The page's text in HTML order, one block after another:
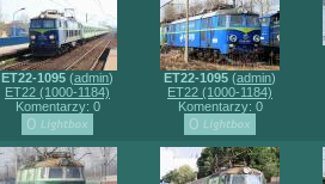
ET22-1095 (admin)
ET22 (1000-1184)
Komentarzy: 0
ET22-1095 (admin)
ET22 (1000-1184)
Komentarzy: 0